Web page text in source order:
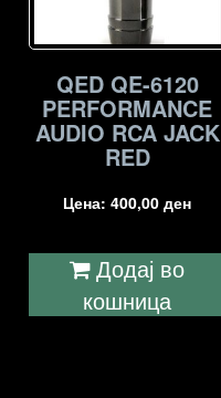
QED QE-6120
PERFORMANCE
AUDIO RCA JACK
RED
Цена:400,00ден
Додај во
кошница